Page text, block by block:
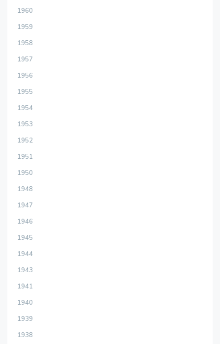
1960
1959
1958
1957
1956
1955
1954
1953
1952
1951
1950
1948
1947
1946
1945
1944
1943
1941
1940
1939
1938